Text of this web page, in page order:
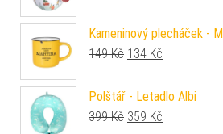
Kameninový plecháček -
149Kč Původní cena byla:
134 Kč
Polštář - Letadlo Albi
399Kč Původní cena byla:
359 Kč